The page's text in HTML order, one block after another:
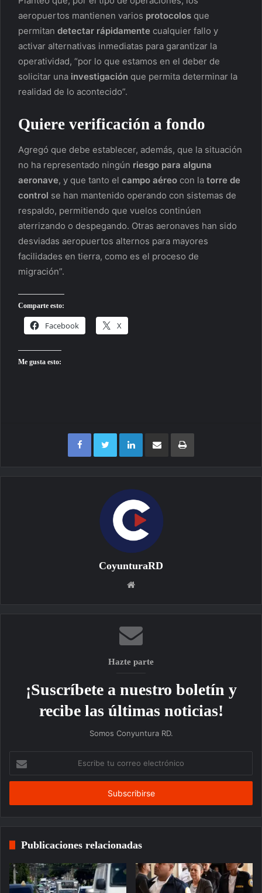
aeropuertos mantienen varios protocolos que
permitan detectar rápidamente cualquier fallo y
activar alternativas inmediatas para garantizar la
operatividad, “por lo que estamos en el deber de
solicitar una investigación que permita determinar la
realidad de lo acontecido”.
Quiere verificación a fondo
Agregó que debe establecer, además, que la situación
no ha representado ningún riesgo para alguna
aeronave, y que tanto el campo aéreo con la torre de
control se han mantenido operando con sistemas de
respaldo, permitiendo que vuelos continúen
aterrizando o despegando. Otras aeronaves han sido
desviadas aeropuertos alternos para mayores
facilidades en tierra, como es el proceso de
migración”.
Comparte esto:
Facebook X
Me gusta esto:
FacebookTwitterLinkedInCompartir por correo electrónicoImprimir
CoyunturaRD
Sitio
Hazte parte
¡Suscríbete a nuestro boletín y
recibe las últimas noticias!
Somos Conyuntura RD.
correo
Publicaciones relacionadas